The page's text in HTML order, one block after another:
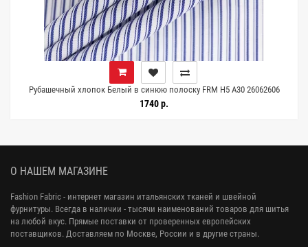
Рубашечный хлопок Белый в синюю полоску FRM H5 A30 26062606
1740 р.
О НАШЕМ МАГАЗИНЕ
Fashion Fabric - интернет магазин итальянских тканей и швейной
фурнитуры. Всегда в наличии - тысячи наименований товаров для шитья
на любой вкус. Прямые поставки от проверенных европейских
поставщиков. Доставляем по Москве, России и в другие страны.